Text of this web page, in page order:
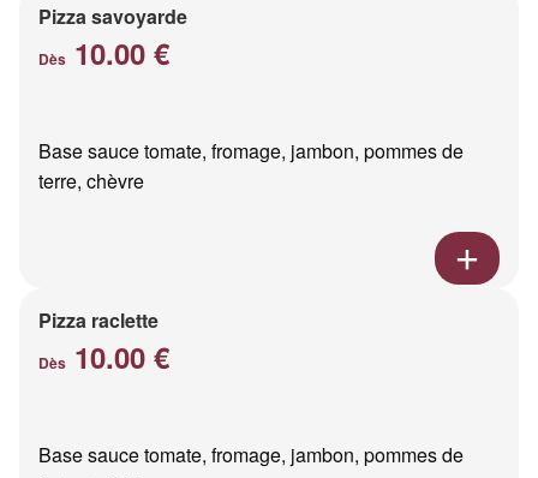
Pizza savoyarde
Dès 10.00 €
Base sauce tomate, fromage, jambon, pommes de
terre, chèvre
Pizza raclette
Dès 10.00 €
Base sauce tomate, fromage, jambon, pommes de